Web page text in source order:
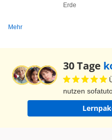
Erde
Mehr
30 Tage
nutzen